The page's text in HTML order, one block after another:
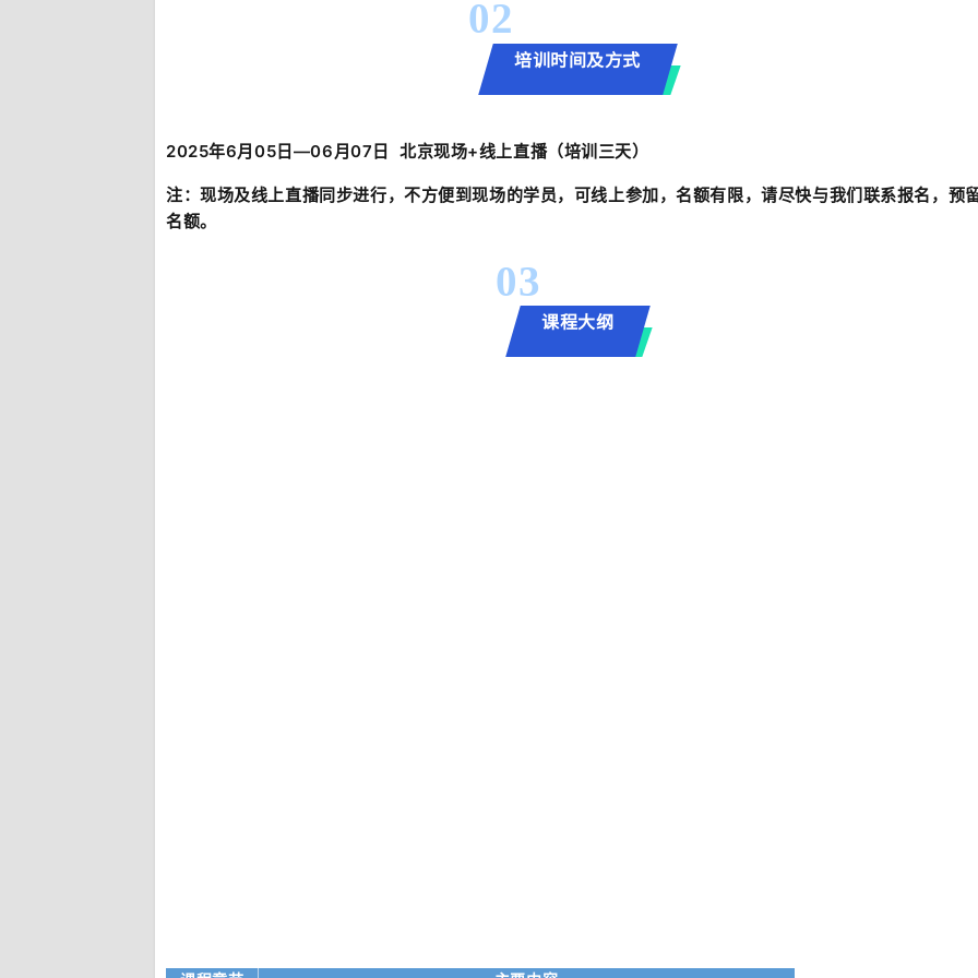
02
培训时间及方式
2025年6月05日—06月07日 北京现场+线上直播（培训三天）
注：现场及线上直播同步进行，不方便到现场的学员，可线上参加，名额有限，请尽快与我们联系报名，预
名额。
03
课程大纲